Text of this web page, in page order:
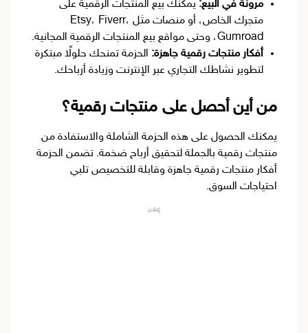
مرونة في البيع: يمكنك بيع المنتجات الرقمية على
متجرك الخاص، أو منصات مثل Etsy، Fiverr،
Gumroad، وحتى مواقع بيع المنتجات الرقمية المجانية.
أفكار منتجات رقمية جاهزة: الحزمة تمنحك حلولًا مبتكرة
لتطوير نشاطك التجاري عبر الإنترنت وزيادة أرباحك.
من أين أحصل على منتجات رقمية؟
يمكنك الحصول على هذه الحزمة الشاملة والاستفادة من
منتجات رقمية بالجملة لتحقيق أرباح ضخمة. تضمن الحزمة
أفكار منتجات رقمية جاهزة وقابلة للتخصيص تلبي
احتياجات السوق.
إعلان